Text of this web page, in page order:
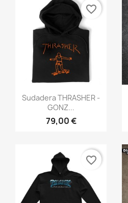
Vista rápida
Sudadera THRASHER -
GONZ...
79,00 €
favorite_border
favorite_border